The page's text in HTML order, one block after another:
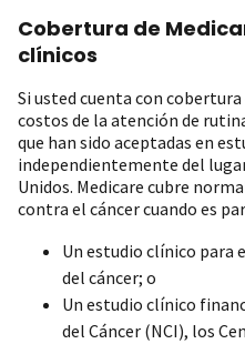
Cobertura de
clínicos
Si usted cuenta con
costos de la atención de
que han sido aceptadas en
independientemente del
Unidos. Medicare cubre
contra el cáncer cuando es
Un estudio clínico
del cáncer; o
Un estudio clínico
del Cáncer (NCI), los